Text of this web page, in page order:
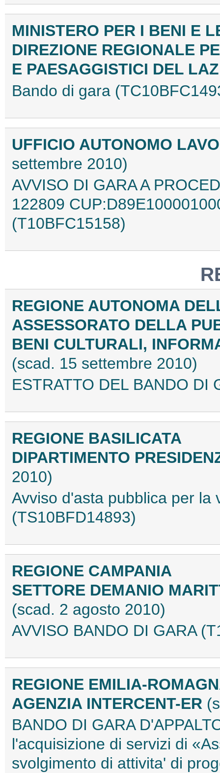
MINISTERO PER I BENI E
DIREZIONE REGIONALE
E PAESAGGISTICI DEL
Bando di gara
UFFICIO AUTONOMO
settembre 2010)
AVVISO DI GARA A
122809
(T10BFC15158)
REGIONE AUTONOMA
ASSESSORATO DELLA
BENI CULTURALI,
(scad. 15 settembre 2010)
ESTRATTO DEL BANDO DI
REGIONE BASILICATA
DIPARTIMENTO
2010)
Avviso d'asta pubblica per la
(TS10BFD14893)
REGIONE CAMPANIA
SETTORE DEMANIO
(scad. 2 agosto 2010)
AVVISO BANDO DI GARA
REGIONE EMILIA-
AGENZIA INTERCENT-ER
BANDO DI GARA
l'acquisizione di servizi di
svolgimento di attivita' di